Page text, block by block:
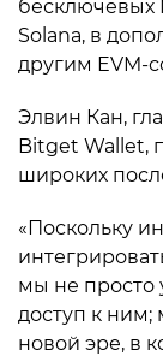
бесключевых
Solana, в
другим EVM-
Элвин Кан,
Bitget Wallet,
широких
«Поскольку
мы не просто
доступ к ним;
новой эре, в